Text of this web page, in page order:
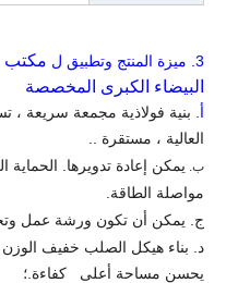
3. ميزة المنتج وتطبيق ل مكتب
البيضاء الكبرى المخصصة
أ. بنية فولاذية مجمعة سريعة ،
العالية ، مستقرة ..
ب. يمكن إعادة تدويرها. الحماية
مواصلة الطاقة.
ج. يمكن أن تكون ورشة عمل
د. بناء هيكل الصلب خفيف الوزن
يحسن مساحة أعلى كفاءة.؛